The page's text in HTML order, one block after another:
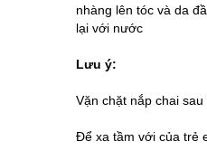
nhàng lên tóc và da
lại với nước
Lưu ý:
Vặn chặt nắp chai sau
Để xa tầm với của trẻ